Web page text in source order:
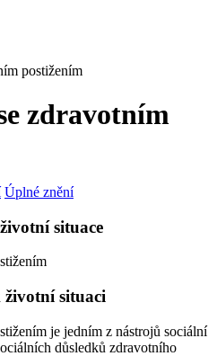
postižením
zdravotním
Úplné znění
situace
situaci
je jedním z nástrojů sociální
důsledků zdravotního